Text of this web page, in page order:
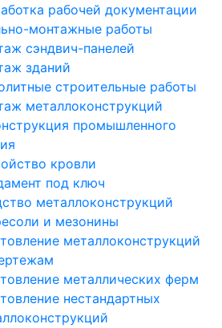
рабочей документации
монтажные работы
сэндвич-панелей
зданий
строительные работы
металлоконструкций
промышленного
кровли
под ключ
металлоконструкций
и мезонины
металлоконструкций
металлических ферм
нестандартных